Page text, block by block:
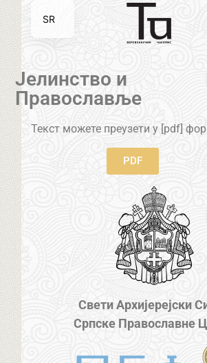
Јелинство и
Православље
Текст можете преузети у [pdf]
PDF
Свети Архијерејски
Српске Православне
SR
EN